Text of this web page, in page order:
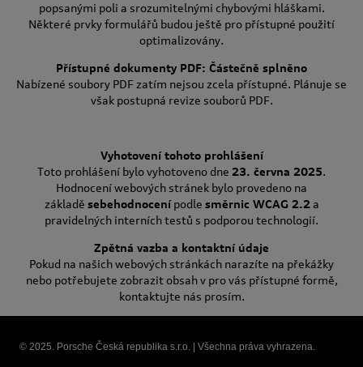
popsanými poli a srozumitelnými chybovými hláškami.
Některé prvky formulářů budou ještě pro přístupné použití
optimalizovány.
Přístupné dokumenty PDF: Částečně splněno
Nabízené soubory PDF zatím nejsou zcela přístupné. Plánuje se
však postupná revize souborů PDF.
Vyhotovení tohoto prohlášení
Toto prohlášení bylo vyhotoveno dne 23. června 2025.
Hodnocení webových stránek bylo provedeno na
základě sebehodnocenípodle směrnic WCAG 2.2a
pravidelných interních testů s podporou technologií.
Zpětná vazba a kontaktní údaje
Pokud na našich webových stránkách narazíte na překážky
nebo potřebujete zobrazit obsah v pro vás přístupné formě,
kontaktujte nás prosím.
© 2025. Porsche Česká republika s.r.o. | Všechna práva vyhrazena.